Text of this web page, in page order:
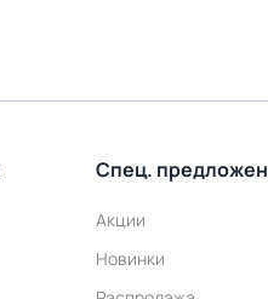
Спец.
Акции
Новинки